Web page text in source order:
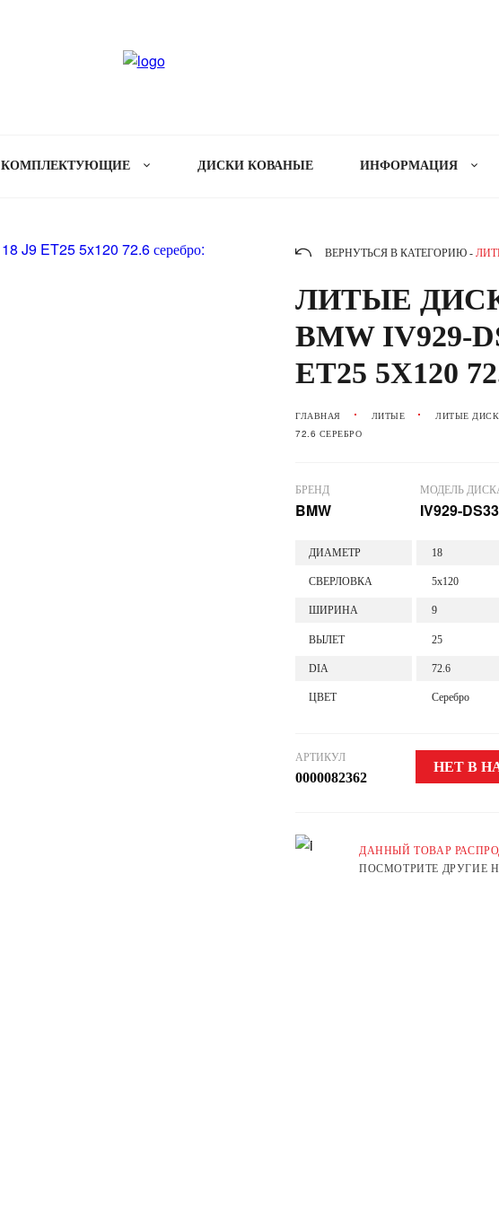
КОМПЛЕКТУЮЩИЕ ДИСКИ КОВАНЫЕ ИНФОРМАЦИЯ
ВЕРНУТЬСЯ В КАТЕГОРИЮ -
ЛИТЫЕ
BMW IV929-
ET25 5X120
ГЛАВНАЯ ЛИТЫЕ
ЛИТЫЕ
72.6 СЕРЕБРО
БРЕНД
BMW
МОДЕЛЬ
IV929-
ДИАМЕТР 18
СВЕРЛОВКА 5x120
ШИРИНА 9
ВЫЛЕТ 25
DIA 72.6
ЦВЕТ Серебро
АРТИКУЛ
0000082362
НЕТ В
ДАННЫЙ ТОВАР
ПОСМОТРИТЕ ДРУГИЕ